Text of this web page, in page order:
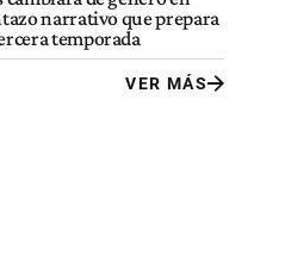
narrativo que prepara
temporada
VER MÁS